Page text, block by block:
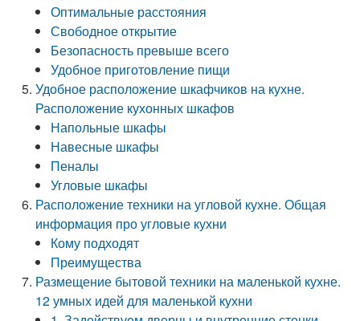
Оптимальные расстояния
Свободное открытие
Безопасность превыше всего
Удобное приготовление пищи
Удобное расположение шкафчиков на кухне.
Расположение кухонных шкафов
Напольные шкафы
Навесные шкафы
Пеналы
Угловые шкафы
Расположение техники на угловой кухне. Общая
информация про угловые кухни
Кому подходят
Преимущества
Размещение бытовой техники на маленькой кухне.
12 умных идей для маленькой кухни